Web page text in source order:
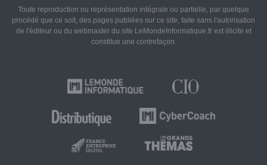
Toute reproduction ou représentation intégrale ou partielle, par quelque
procédé que ce soit, des pages publiées sur ce site, faite sans l'autorisation
de l'éditeur ou du webmaster du site LeMondeInformatique.fr est illicite et
constitue une contrefaçon.